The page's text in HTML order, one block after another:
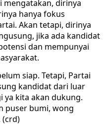
mengatakan, dirinya
hanya fokus
Akan tetapi, dirinya
jika ada kandidat
dan mempunyai
siap. Tetapi, Partai
kandidat dari luar
ya kita akan dukung.
puser bumi, wong
(crd)